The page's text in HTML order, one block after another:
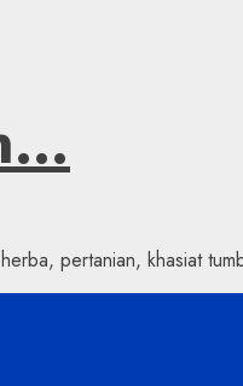
pertanian, khasiat